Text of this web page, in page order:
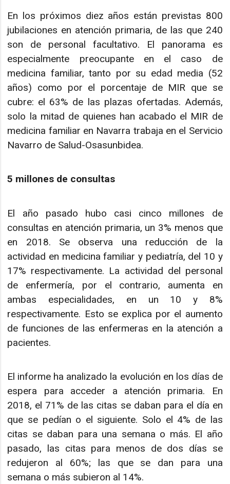
En los próximos diez años están previstas 800
jubilaciones en atención primaria, de las que 240
son de personal facultativo. El panorama es
especialmente preocupante en el caso de
medicina familiar, tanto por su edad media (52
años) como por el porcentaje de MIR que se
cubre: el 63% de las plazas ofertadas. Además,
solo la mitad de quienes han acabado el MIR de
medicina familiar en Navarra trabaja en el Servicio
Navarro de Salud-Osasunbidea.
5 millones de consultas
El año pasado hubo casi cinco millones de
consultas en atención primaria, un 3% menos que
en 2018. Se observa una reducción de la
actividad en medicina familiar y pediatría, del 10 y
17% respectivamente. La actividad del personal
de enfermería, por el contrario, aumenta en
ambas especialidades, en un 10 y 8%
respectivamente. Esto se explica por el aumento
de funciones de las enfermeras en la atención a
pacientes.
El informe ha analizado la evolución en los días de
espera para acceder a atención primaria. En
2018, el 71% de las citas se daban para el día en
que se pedían o el siguiente. Solo el 4% de las
citas se daban para una semana o más. El año
pasado, las citas para menos de dos días se
redujeron al 60%; las que se dan para una
semana o más subieron al 14%.